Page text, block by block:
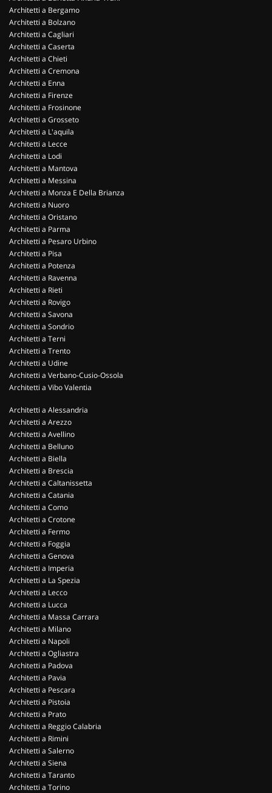
Architetti a Bergamo
Architetti a Bolzano
Architetti a Cagliari
Architetti a Caserta
Architetti a Chieti
Architetti a Cremona
Architetti a Enna
Architetti a Firenze
Architetti a Frosinone
Architetti a Grosseto
Architetti a L'aquila
Architetti a Lecce
Architetti a Lodi
Architetti a Mantova
Architetti a Messina
Architetti a Monza E Della Brianza
Architetti a Nuoro
Architetti a Oristano
Architetti a Parma
Architetti a Pesaro Urbino
Architetti a Pisa
Architetti a Potenza
Architetti a Ravenna
Architetti a Rieti
Architetti a Rovigo
Architetti a Savona
Architetti a Sondrio
Architetti a Terni
Architetti a Trento
Architetti a Udine
Architetti a Verbano-Cusio-Ossola
Architetti a Vibo Valentia
Architetti a Alessandria
Architetti a Arezzo
Architetti a Avellino
Architetti a Belluno
Architetti a Biella
Architetti a Brescia
Architetti a Caltanissetta
Architetti a Catania
Architetti a Como
Architetti a Crotone
Architetti a Fermo
Architetti a Foggia
Architetti a Genova
Architetti a Imperia
Architetti a La Spezia
Architetti a Lecco
Architetti a Lucca
Architetti a Massa Carrara
Architetti a Milano
Architetti a Napoli
Architetti a Ogliastra
Architetti a Padova
Architetti a Pavia
Architetti a Pescara
Architetti a Pistoia
Architetti a Prato
Architetti a Reggio Calabria
Architetti a Rimini
Architetti a Salerno
Architetti a Siena
Architetti a Taranto
Architetti a Torino